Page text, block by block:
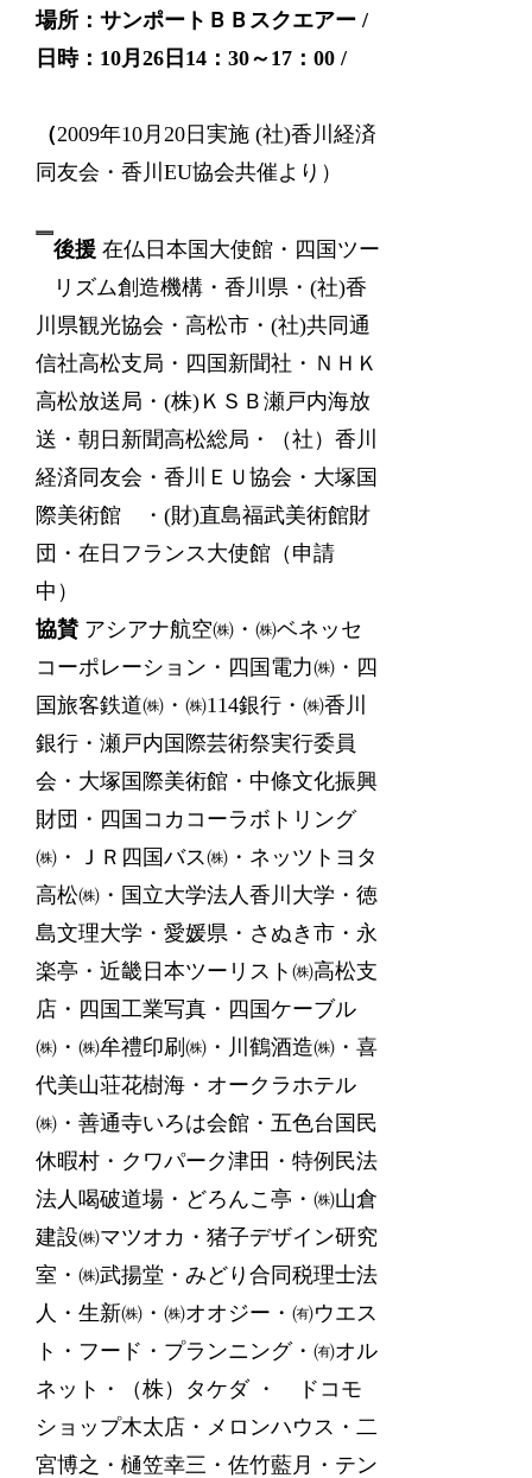
場所：サンポートＢＢスクエアー /
日時：10月26 日14 ：30～17 ：00 /
（2009年10月20日実施 (社)香川経済
同友会・香川EU協会共催より）
後援 在仏日本国大使館・四国ツー
リズム創造機構・香川県・(社)香
川県観光協会・高松市・(社)共同通
信社高松支局・四国新聞社・ＮＨＫ
高松放送局・(株)ＫＳＢ瀬戸内海放
送・朝日新聞高松総局・（社）香川
経済同友会・香川ＥＵ協会・大塚国
際美術館 ・(財)直島福武美術館財
団・在日フランス大使館（申請
中）
協賛 アシアナ航空㈱・㈱ベネッセ
コーポレーション・四国電力㈱・四
国旅客鉄道㈱・㈱114銀行・㈱香川
銀行・瀬戸内国際芸術祭実行委員
会・大塚国際美術館・中條文化振興
財団・四国コカコーラボトリング
㈱・ＪＲ四国バス㈱・ネッツトヨタ
高松㈱・国立大学法人香川大学・徳
島文理大学・愛媛県・さぬき市・永
楽亭・近畿日本ツーリスト㈱高松支
店・四国工業写真・四国ケーブル
㈱・㈱牟禮印刷㈱・川鶴酒造㈱・喜
代美山荘花樹海・オークラホテル
㈱・善通寺いろは会館・五色台国民
休暇村・クワパーク津田・特例民法
法人喝破道場・どろんこ亭・㈱山倉
建設㈱マツオカ・猪子デザイン研究
室・㈱武揚堂・みどり合同税理士法
人・生新㈱・㈱オオジー・㈲ウエス
ト・フード・プランニング・㈲オル
ネット・（株）タケダ ・ ドコモ
ショップ木太店・メロンハウス・二
宮博之・樋笠幸三・佐竹藍月・テン